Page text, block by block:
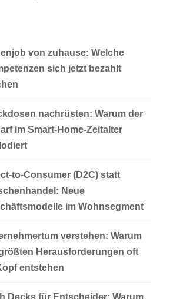
von zuhause: Welche
sich jetzt bezahlt
nachrüsten: Warum der
im Smart-Home-Zeitalter
to-Consumer (D2C) statt
Neue
im Wohnsegment
verstehen: Warum
Herausforderungen oft
entstehen
Decks für Entscheider: Warum